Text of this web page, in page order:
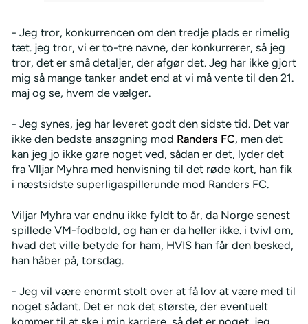
- Jeg tror, konkurrencen om den tredje plads er rimelig
tæt. jeg tror, vi er to-tre navne, der konkurrerer, så jeg
tror, det er små detaljer, der afgør det. Jeg har ikke gjort
mig så mange tanker andet end at vi må vente til den 21.
maj og se, hvem de vælger.
- Jeg synes, jeg har leveret godt den sidste tid. Det var
ikke den bedste ansøgning mod Randers FC, men det
kan jeg jo ikke gøre noget ved, sådan er det, lyder det
fra VIljar Myhra med henvisning til det røde kort, han fik
i næstsidste superligaspillerunde mod Randers FC.
Viljar Myhra var endnu ikke fyldt to år, da Norge senest
spillede VM-fodbold, og han er da heller ikke. i tvivl om,
hvad det ville betyde for ham, HVIS han får den besked,
han håber på, torsdag.
- Jeg vil være enormt stolt over at få lov at være med til
noget sådant. Det er nok det største, der eventuelt
kommer til at ske i min karriere, så det er noget, jeg